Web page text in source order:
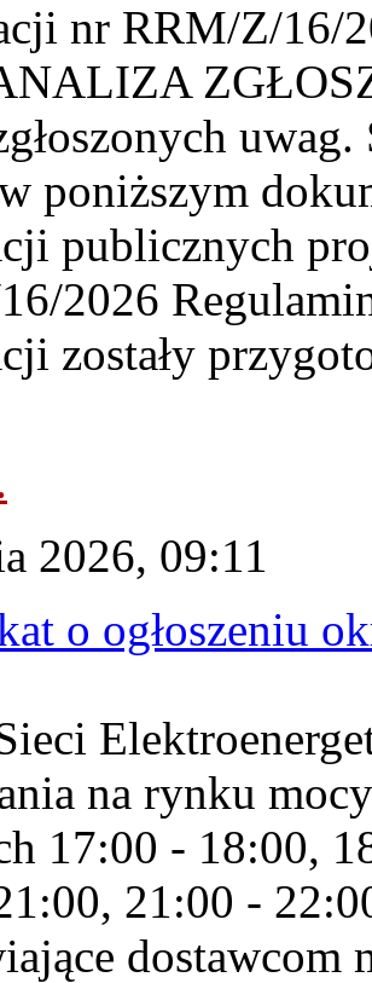
nr RRM/Z/16/
poniższym
publicznych
2026
zostały
2026, 09:11
o ogłoszeniu
na rynku
17:00 - 18:00,
21:00 -
dostawcom